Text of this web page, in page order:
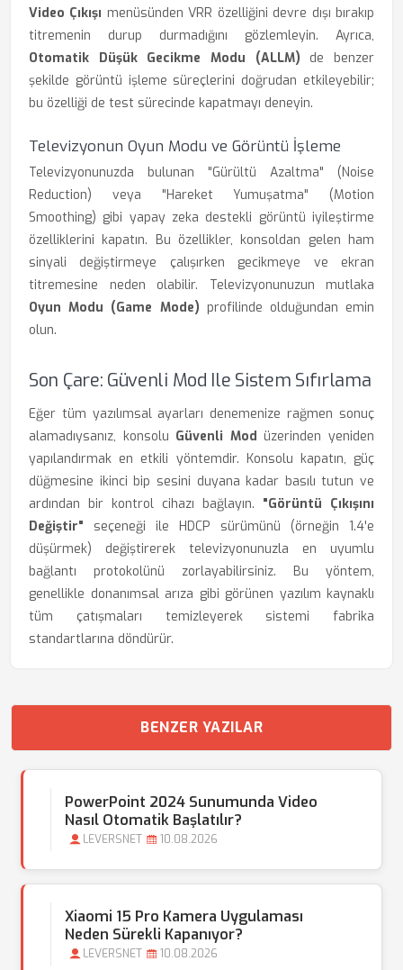
Video Çıkışı menüsünden VRR özelliğini devre dışı bırakıp
titremenin durup durmadığını gözlemleyin. Ayrıca,
Otomatik Düşük Gecikme Modu (ALLM) de benzer
şekilde görüntü işleme süreçlerini doğrudan etkileyebilir;
bu özelliği de test sürecinde kapatmayı deneyin.
Televizyonun Oyun Modu ve Görüntü İşleme
Televizyonunuzda bulunan "Gürültü Azaltma" (Noise
Reduction) veya "Hareket Yumuşatma" (Motion
Smoothing) gibi yapay zeka destekli görüntü iyileştirme
özelliklerini kapatın. Bu özellikler, konsoldan gelen ham
sinyali değiştirmeye çalışırken gecikmeye ve ekran
titremesine neden olabilir. Televizyonunuzun mutlaka
Oyun Modu (Game Mode) profilinde olduğundan emin
olun.
Son Çare: Güvenli Mod Ile Sistem Sıfırlama
Eğer tüm yazılımsal ayarları denemenize rağmen sonuç
alamadıysanız, konsolu Güvenli Mod üzerinden yeniden
yapılandırmak en etkili yöntemdir. Konsolu kapatın, güç
düğmesine ikinci bip sesini duyana kadar basılı tutun ve
ardından bir kontrol cihazı bağlayın. "Görüntü Çıkışını
Değiştir" seçeneği ile HDCP sürümünü (örneğin 1.4'e
düşürmek) değiştirerek televizyonunuzla en uyumlu
bağlantı protokolünü zorlayabilirsiniz. Bu yöntem,
genellikle donanımsal arıza gibi görünen yazılım kaynaklı
tüm çatışmaları temizleyerek sistemi fabrika
standartlarına döndürür.
BENZER YAZILAR
PowerPoint 2024 Sunumunda Video
Nasıl Otomatik Başlatılır?
LEVERSNET 10.08.2026
Xiaomi 15 Pro Kamera Uygulaması
Neden Sürekli Kapanıyor?
LEVERSNET 10.08.2026